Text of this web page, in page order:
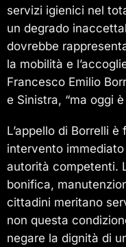
servizi igienici nel
un degrado
dovrebbe
la mobilità e
Francesco Emilio
e Sinistra, “ma oggi
L’appello di Borrelli
intervento immediato
autorità competenti.
bonifica,
cittadini meritano
non questa
negare la dignità di